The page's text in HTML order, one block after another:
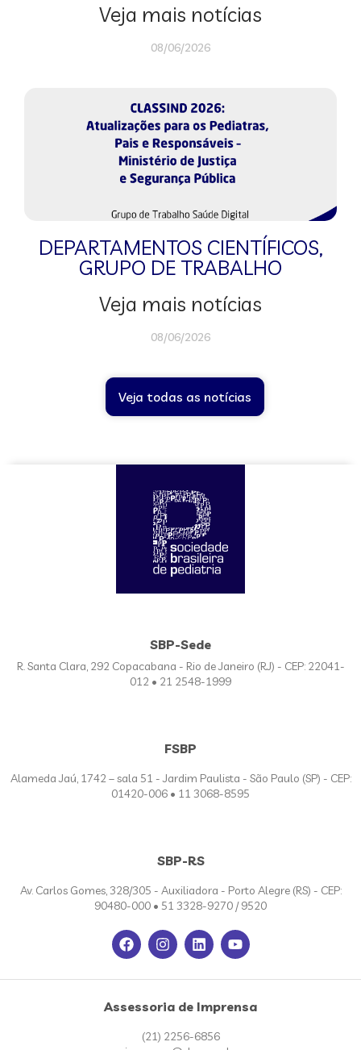
Veja mais notícias
08/06/2026
DEPARTAMENTOS CIENTÍFICOS,
GRUPO DE TRABALHO
Veja mais notícias
08/06/2026
Veja todas as notícias
SBP-Sede
R. Santa Clara, 292 Copacabana - Rio de Janeiro (RJ) - CEP: 22041-
012 • 21 2548-1999
FSBP
Alameda Jaú, 1742 – sala 51 - Jardim Paulista - São Paulo (SP) - CEP:
01420-006 • 11 3068-8595
SBP-RS
Av. Carlos Gomes, 328/305 - Auxiliadora - Porto Alegre (RS) - CEP:
90480-000 • 51 3328-9270 / 9520
Assessoria de Imprensa
(21) 2256-6856